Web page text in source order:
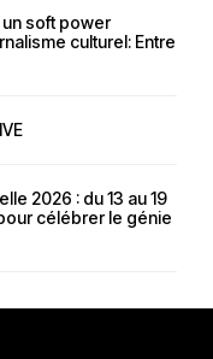
soft power
culturel: Entre
2026 : du 13 au 19
célébrer le génie